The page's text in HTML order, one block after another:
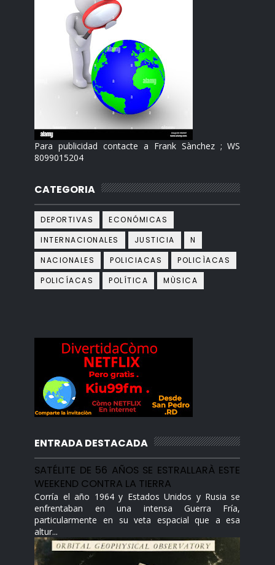
Para publicidad contacte a Frank Sànchez ; WS
8099015204
CATEGORIA
DEPORTIVAS
ECONÓMICAS
INTERNACIONALES
JUSTICIA
N
NACIONALES
POLICIACAS
POLICÌACAS
POLICÍACAS
POLÍTICA MÙSICA
ENTRADA DESTACADA
SATÉLITE DE 56 AÑOS SE ESTRALLARÀ ESTE
WEEKEND CONTRA LA TIERRA
Corría el año 1964 y Estados Unidos y Rusia se
enfrentaban en una intensa Guerra Fría,
particularmente en su veta espacial que a esa
altur...